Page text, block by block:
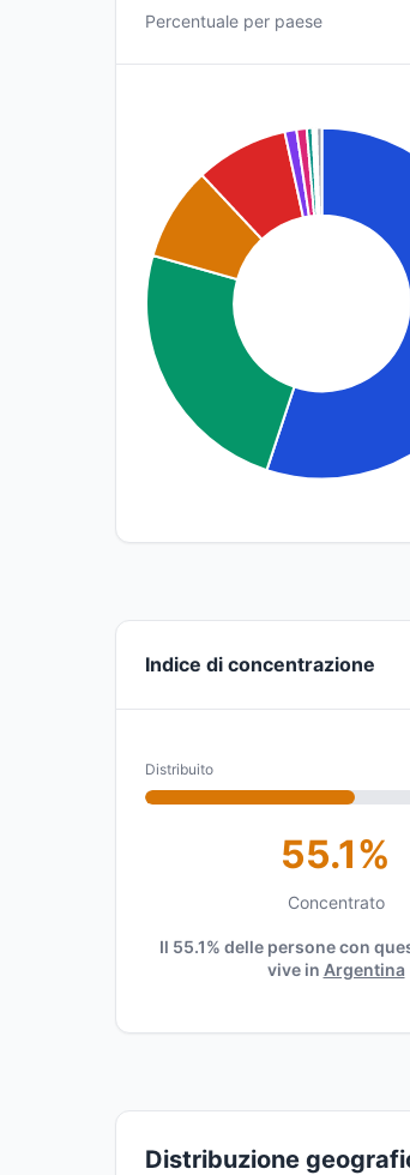
Percentuale per paese
Indice di concentrazione
Distribuito
55.1%
Concentrato
Il 55.1% delle persone con
vive in Argentina
Distribuzione